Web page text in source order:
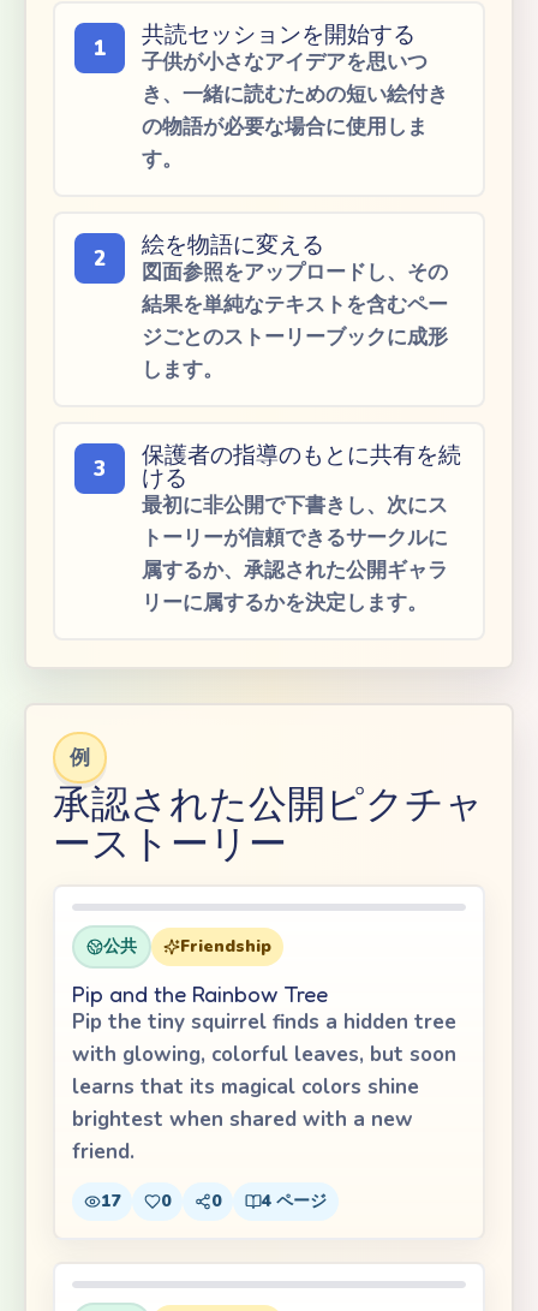
1
共読セッションを開始する
子供が小さなアイデアを思いつ
き、一緒に読むための短い絵付き
の物語が必要な場合に使用しま
す。
2
絵を物語に変える
図面参照をアップロードし、その
結果を単純なテキストを含むペー
ジごとのストーリーブックに成形
します。
3
保護者の指導のもとに共有を続
ける
最初に非公開で下書きし、次にス
トーリーが信頼できるサークルに
属するか、承認された公開ギャラ
リーに属するかを決定します。
例
承認された公開ピクチャ
ーストーリー
公共 Friendship
Pip and the Rainbow Tree
Pip the tiny squirrel finds a hidden tree
with glowing, colorful leaves, but soon
learns that its magical colors shine
brightest when shared with a new
friend.
17 0 0 4 ページ